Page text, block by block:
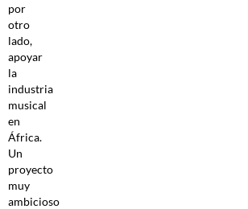
por
otro
lado,
apoyar
la
industria
musical
en
África.
Un
proyecto
muy
ambicioso